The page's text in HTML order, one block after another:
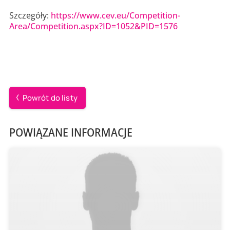
Szczegóły: https://www.cev.eu/Competition-
Area/Competition.aspx?ID=1052&PID=1576
Powrót do listy
POWIĄZANE INFORMACJE